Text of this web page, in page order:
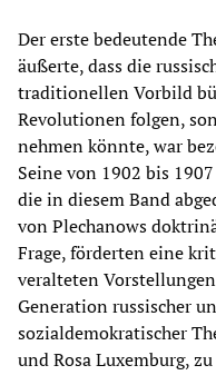
Der erste bedeutende
äußerte, dass die
traditionellen Vorbild
Revolutionen folgen,
nehmen könnte, war
Seine von 1902 bis
die in diesem Band
von Plechanows
Frage, förderten eine
veralteten
Generation russischer
sozialdemokratischer
und Rosa Luxemburg,